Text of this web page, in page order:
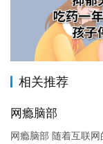
相关推荐
网瘾脑部
网瘾脑部 随着互联